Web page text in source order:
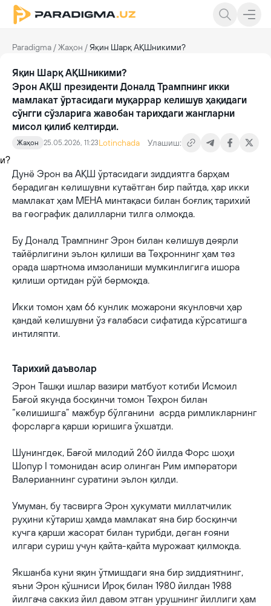
Paradigma /Жаҳон /Яқин Шарқ АҚШникими?
Яқин Шарқ АҚШникими?
Эрон АҚШ президенти Доналд Трампнинг икки
мамлакат ўртасидаги муқаррар келишув ҳақидаги
сўнгги сўзларига жавобан тарихдаги жангларни
мисол қилиб келтирди.
Жаҳон 25.05.2026, 11:23Lotinchada Улашиш:
Дунё Эрон ва АҚШ ўртасидаги зиддиятга барҳам
берадиган келишувни кутаётган бир пайтда, ҳар икки
мамлакат ҳам МЕНА минтақаси билан боғлиқ тарихий
ва географик далилларни тилга олмоқда.
Бу Доналд Трампнинг Эрон билан келишув деярли
тайёрлигини эълон қилиши ва Теҳроннинг ҳам тез
орада шартнома имзоланиши мумкинлигига ишора
қилиши ортидан рўй бермоқда.
Икки томон ҳам 66 кунлик можарони якунловчи ҳар
қандай келишувни ўз ғалабаси сифатида кўрсатишга
интиляпти.
Тарихий даъволар
Эрон Ташқи ишлар вазири матбуот котиби Исмоил
Бағой якунда босқинчи томон Теҳрон билан
“келишишга” мажбур бўлганини асрда римликларнинг
форсларга қарши юришига ўхшатди.
Шунингдек, Бағой милодий 260 йилда Форс шоҳи
Шопур I томонидан асир олинган Рим императори
Валерианнинг суратини эълон қилди.
Умуман, бу тасвирга Эрон ҳукумати миллатчилик
руҳини кўтариш ҳамда мамлакат яна бир босқинчи
кучга қарши жасорат билан турибди, деган ғояни
илгари суриш учун қайта-қайта мурожаат қилмоқда.
Якшанба куни яқин ўтмишдаги яна бир зиддиятнинг,
яъни Эрон қўшниси Ироқ билан 1980 йилдан 1988
йилгача саккиз йил давом этган урушнинг йиллиги ҳам